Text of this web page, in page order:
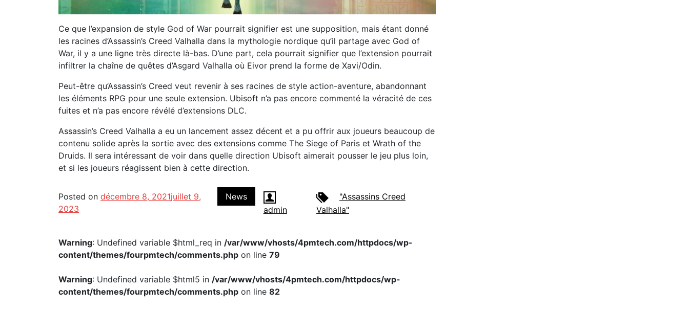
Ce que l’expansion de style God of War pourrait signifier est une supposition, mais étant donné
les racines d’Assassin’s Creed Valhalla dans la mythologie nordique qu’il partage avec God of
War, il y a une ligne très directe là-bas. D’une part, cela pourrait signifier que l’extension pourrait
infiltrer la chaîne de quêtes d’Asgard Valhalla où Eivor prend la forme de Xavi/Odin.
Peut-être qu’Assassin’s Creed veut revenir à ses racines de style action-aventure, abandonnant
les éléments RPG pour une seule extension. Ubisoft n’a pas encore commenté la véracité de ces
fuites et n’a pas encore révélé d’extensions DLC.
Assassin’s Creed Valhalla a eu un lancement assez décent et a pu offrir aux joueurs beaucoup de
contenu solide après la sortie avec des extensions comme The Siege of Paris et Wrath of the
Druids. Il sera intéressant de voir dans quelle direction Ubisoft aimerait pousser le jeu plus loin,
et si les joueurs réagissent bien à cette direction.
Posted on décembre 8, 2021juillet 9,
2023
News
admin
"Assassins Creed
Valhalla"
Warning: Undefined variable $html_req in /var/www/vhosts/4pmtech.com/httpdocs/wp-
content/themes/fourpmtech/comments.php on line 79
Warning: Undefined variable $html5 in /var/www/vhosts/4pmtech.com/httpdocs/wp-
content/themes/fourpmtech/comments.php on line 82